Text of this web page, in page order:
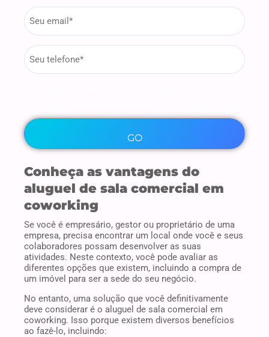
Email
phone
Conheça as vantagens do
aluguel de sala comercial em
coworking
Se você é empresário, gestor ou proprietário de uma
empresa, precisa encontrar um local onde você e seus
colaboradores possam desenvolver as suas
atividades. Neste contexto, você pode avaliar as
diferentes opções que existem, incluindo a compra de
um imóvel para ser a sede do seu negócio.
No entanto, uma solução que você definitivamente
deve considerar é o aluguel de sala comercial em
coworking. Isso porque existem diversos benefícios
ao fazê-lo, incluindo: